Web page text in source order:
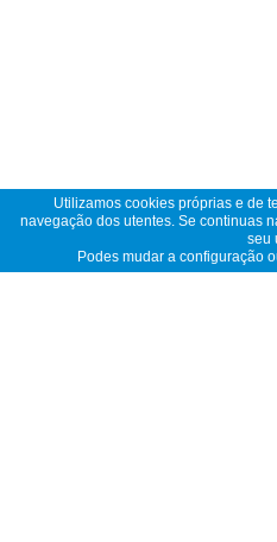
Utilizamos cookies próprias e de
navegação dos utentes. Se continuas
seu
Podes mudar a configuração